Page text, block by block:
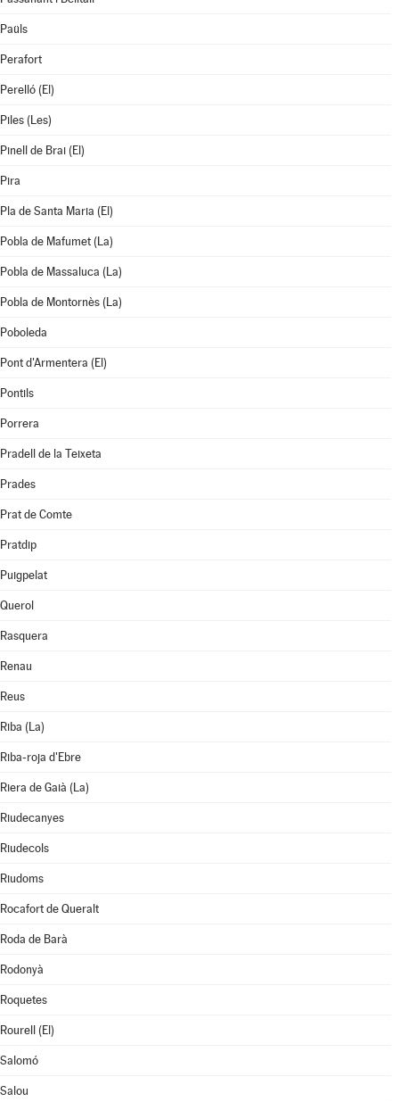
Paüls
Perafort
Perelló (El)
Piles (Les)
Pinell de Brai (El)
Pira
Pla de Santa Maria (El)
Pobla de Mafumet (La)
Pobla de Massaluca (La)
Pobla de Montornès (La)
Poboleda
Pont d'Armentera (El)
Pontils
Porrera
Pradell de la Teixeta
Prades
Prat de Comte
Pratdip
Puigpelat
Querol
Rasquera
Renau
Reus
Riba (La)
Riba-roja d'Ebre
Riera de Gaià (La)
Riudecanyes
Riudecols
Riudoms
Rocafort de Queralt
Roda de Barà
Rodonyà
Roquetes
Rourell (El)
Salomó
Salou